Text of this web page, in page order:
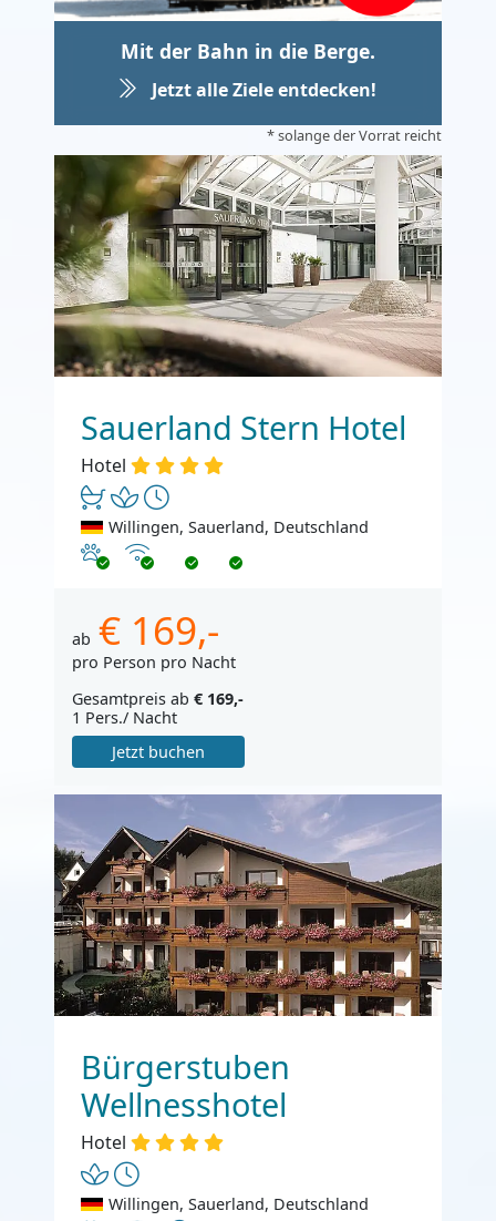
Mit der Bahn in die Berge.
Jetzt alle Ziele entdecken!
* solange der Vorrat reicht
Sauerland Stern Hotel
Hotel
Willingen, Sauerland, Deutschland
Haustiere erlaubt
Internet
ab € 169,-
pro Person pro Nacht
Gesamtpreis ab € 169,-
1 Pers./ Nacht
Jetzt buchen
Bürgerstuben
Wellnesshotel
Hotel
Willingen, Sauerland, Deutschland